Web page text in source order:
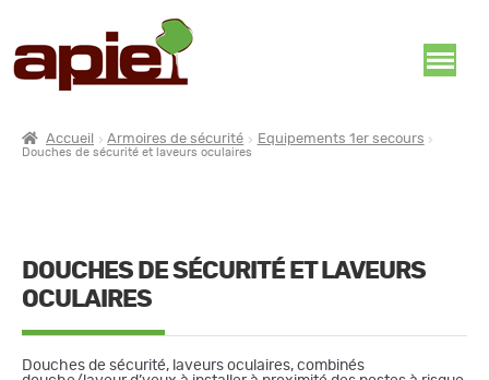
Accueil Armoires de sécurité Equipements 1er secours
Douches de sécurité et laveurs oculaires
DOUCHES DE SÉCURITÉ ET LAVEURS
OCULAIRES
Douches de sécurité, laveurs oculaires, combinés